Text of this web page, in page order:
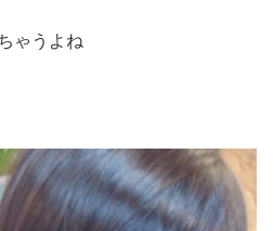
ゃうよね